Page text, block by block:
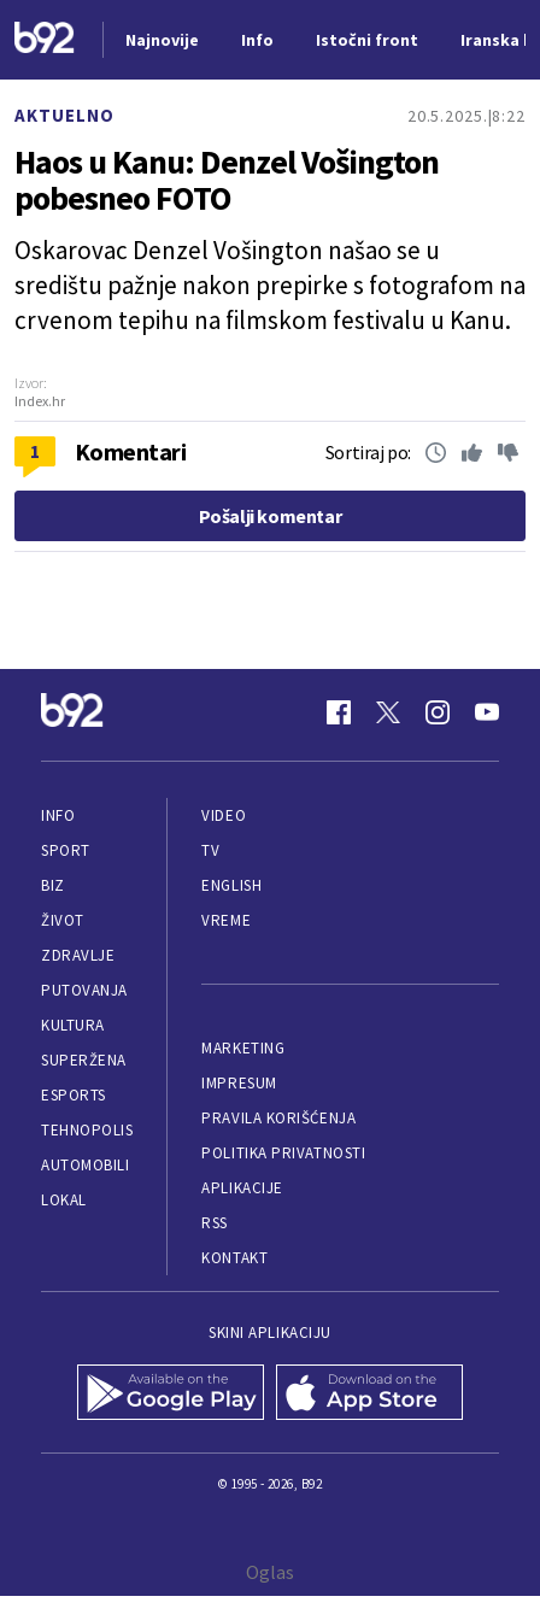
Najnovije Info Istočni front Iranska
AKTUELNO 20.5.2025. 8:22
Haos u Kanu: Denzel Vošington
pobesneo FOTO
Oskarovac Denzel Vošington našao se u
središtu pažnje nakon prepirke s fotografom na
crvenom tepihu na filmskom festivalu u Kanu.
Izvor:
Index.hr
1 Komentari Sortiraj po:
Pošalji komentar
INFO
SPORT
BIZ
ŽIVOT
ZDRAVLJE
PUTOVANJA
KULTURA
SUPERŽENA
ESPORTS
TEHNOPOLIS
AUTOMOBILI
LOKAL
VIDEO
TV
ENGLISH
VREME
MARKETING
IMPRESUM
PRAVILA KORIŠĆENJA
POLITIKA PRIVATNOSTI
APLIKACIJE
RSS
KONTAKT
SKINI APLIKACIJU
© 1995 - 2026, B92